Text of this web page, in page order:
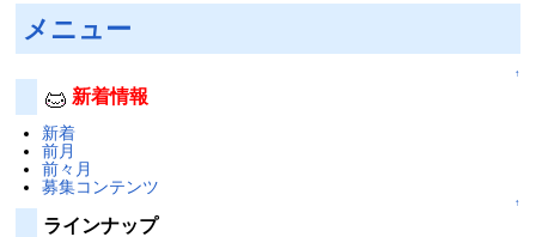
メニュー
↑
新着情報
新着
前月
前々月
募集コンテンツ
↑
ラインナップ